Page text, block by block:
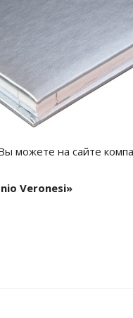
можете на сайте
Veronesi»